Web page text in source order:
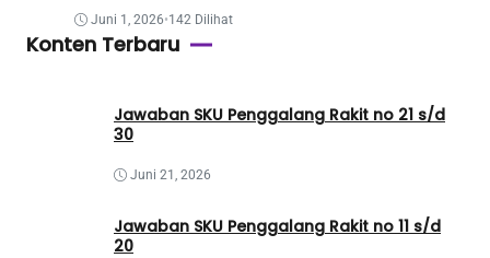
Juni 1, 2026•142 Dilihat
Konten Terbaru
Jawaban SKU Penggalang Rakit no 21 s/d
30
Juni 21, 2026
Jawaban SKU Penggalang Rakit no 11 s/d
20